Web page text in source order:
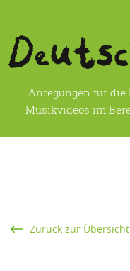
Anregungen für
Musikvideos im
Zurück zur Übersicht